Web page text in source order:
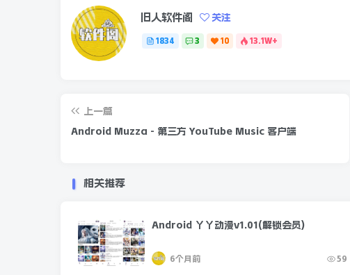
旧人软件阁 关注
1834 3 10
13.1W+
上一篇
Android Muzza - 第三方 YouTube Music 客户端
相关推荐
Android 丫丫动漫v1.01(解锁会员)
6个月前 59